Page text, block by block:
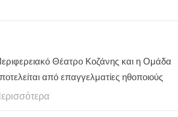
Θέατρο Κοζάνης και η Ομάδα
από επαγγελματίες ηθοποιούς